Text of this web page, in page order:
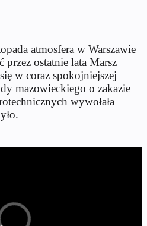
atmosfera w Warszawie
ostatnie lata Marsz
w coraz spokojniejszej
mazowieckiego o zakazie
wywołała